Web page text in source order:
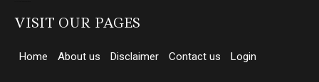
VISIT OUR PAGES
Home About us Disclaimer Contact us Login